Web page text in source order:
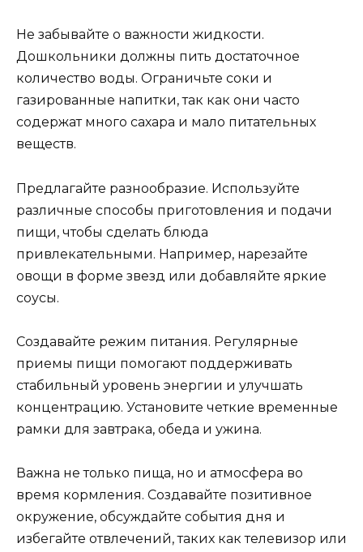
Не забывайте о важности жидкости.
Дошкольники должны пить достаточное
количество воды. Ограничьте соки и
газированные напитки, так как они часто
содержат много сахара и мало питательных
веществ.
Предлагайте разнообразие. Используйте
различные способы приготовления и подачи
пищи, чтобы сделать блюда
привлекательными. Например, нарезайте
овощи в форме звезд или добавляйте яркие
соусы.
Создавайте режим питания. Регулярные
приемы пищи помогают поддерживать
стабильный уровень энергии и улучшать
концентрацию. Установите четкие временные
рамки для завтрака, обеда и ужина.
Важна не только пища, но и атмосфера во
время кормления. Создавайте позитивное
окружение, обсуждайте события дня и
избегайте отвлечений, таких как телевизор или